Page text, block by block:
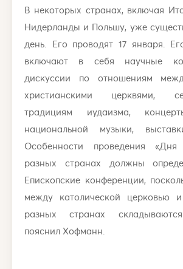
В некоторых странах, включая
Нидерланды и Польшу, уже
день. Его проводят 17 января.
включают в себя научные
дискуссии по отношениям
христианскими церквями,
традициям иудаизма,
национальной музыки,
Особенности проведения
разных странах должны
Епископские конференции,
между католической церковью
разных странах
пояснил Хофманн.